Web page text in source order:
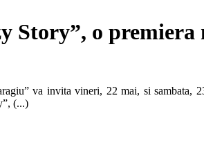
Story”, o
va invita vineri, 22 mai, si sambata,
(...)